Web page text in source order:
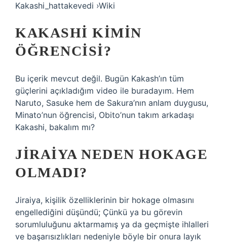
Kakashi_hattakevedi ›Wiki
KAKASHI KIMIN
ÖĞRENCISI?
Bu içerik mevcut değil. Bugün Kakash’ın tüm
güçlerini açıkladığım video ile buradayım. Hem
Naruto, Sasuke hem de Sakura’nın anlam duygusu,
Minato’nun öğrencisi, Obito’nun takım arkadaşı
Kakashi, bakalım mı?
JIRAIYA NEDEN HOKAGE
OLMADI?
Jiraiya, kişilik özelliklerinin bir hokage olmasını
engellediğini düşündü; Çünkü ya bu görevin
sorumluluğunu aktarmamış ya da geçmişte ihlalleri
ve başarısızlıkları nedeniyle böyle bir onura layık